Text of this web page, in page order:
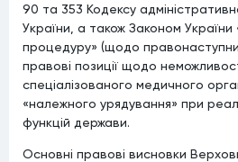
90 та 353 Кодексу
України, а також Законом України
процедуру» (щодо
правові позиції щодо
спеціалізованого медичного
«належного урядування» при
функцій держави.
Основні правові висновки